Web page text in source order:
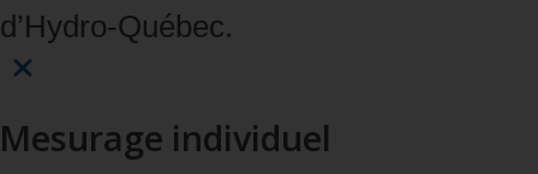
d’Hydro‑Québec.
Mesurage individuel